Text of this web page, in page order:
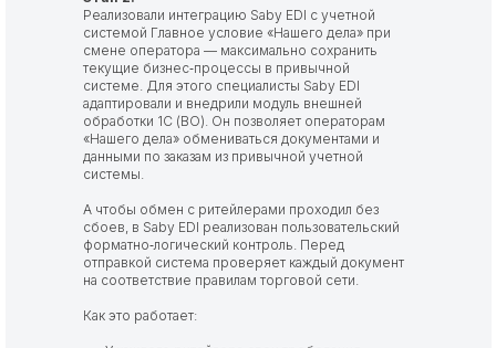
Реализовали интеграцию Saby EDI с учетной
системой Главное условие «Нашего дела» при
смене оператора — максимально сохранить
текущие бизнес‑процессы в привычной
системе. Для этого специалисты Saby EDI
адаптировали и внедрили модуль внешней
обработки 1С (ВО). Он позволяет операторам
«Нашего дела» обмениваться документами и
данными по заказам из привычной учетной
системы.
А чтобы обмен с ритейлерами проходил без
сбоев, в Saby EDI реализован пользовательский
форматно‑логический контроль. Перед
отправкой система проверяет каждый документ
на соответствие правилам торговой сети.
Как это работает: